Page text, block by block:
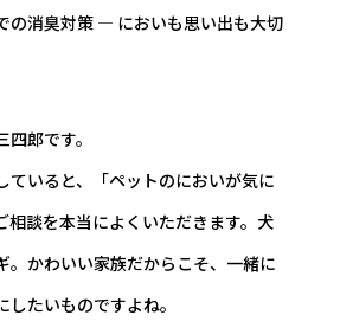
の消臭対策 ― においも思い出も大切
郎です。
ていると、「ペットのにおいが気に
談を本当によくいただきます。犬
。かわいい家族だからこそ、一緒に
たいものですよね。